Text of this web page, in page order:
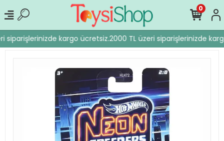
siparişlerinizde kargo ücretsiz.2000 TL üzeri siparişlerinizde
0